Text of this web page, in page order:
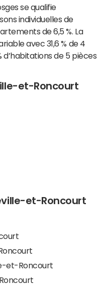
se qualifie
individuelles de
de 6,5 %. La
avec 31,6 % de 4
d’habitations de 5 pièces
et-Roncourt
et-Roncourt
et-Roncourt